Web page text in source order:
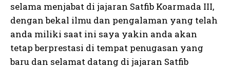
selama menjabat di jajaran Satfib Koarmada III,
dengan bekal ilmu dan pengalaman yang telah
anda miliki saat ini saya yakin anda akan
tetap berprestasi di tempat penugasan yang
baru dan selamat datang di jajaran Satfib